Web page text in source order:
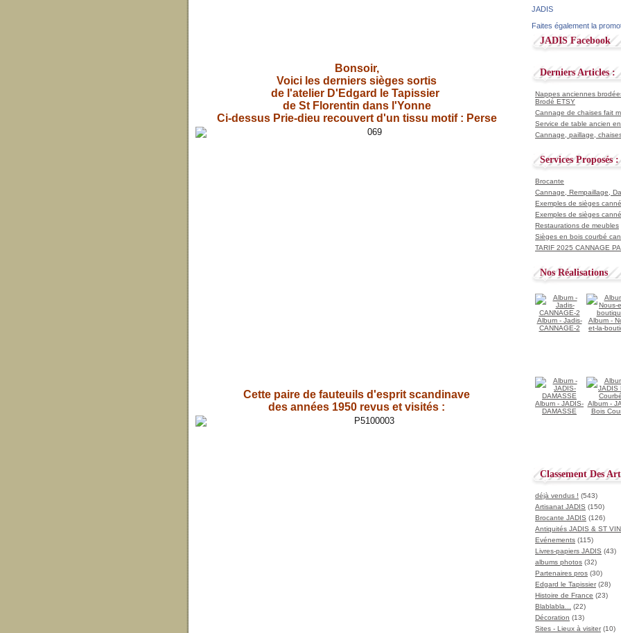
Bonsoir,
Voici les derniers sièges sortis
de l'atelier D'Edgard le Tapissier
de St Florentin dans l'Yonne
Ci-dessus Prie-dieu recouvert d'un tissu motif : Perse
Cette paire de fauteuils d'esprit scandinave
des années 1950 revus et visités :
JADIS
Faites également la
JADIS Facebook
Derniers Articles :
Nappes anciennes
Brodé ETSY
Cannage de chaises fait
Service de table ancien
Cannage, paillage,
Services Proposés :
Brocante
Cannage, Rempaillage,
Exemples de sièges
Exemples de sièges
Restaurations de meubles
Sièges en bois courbé
TARIF 2025 CANNAGE
Nos Réalisations
Album - Jadis-
CANNAGE-2
Album -
et-la-
Album - JADIS-
DAMASSE
Album -
Bois
Classement Des
déjà vendus ! (543)
Artisanat JADIS (150)
Brocante JADIS (126)
Antiquités JADIS & ST
Evénements (115)
Livres-papiers JADIS (43)
albums photos (32)
Partenaires pros (30)
Edgard le Tapissier(28)
Histoire de France (23)
Blablabla...
(22)
Décoration (13)
Sites - Lieux à visiter(10)